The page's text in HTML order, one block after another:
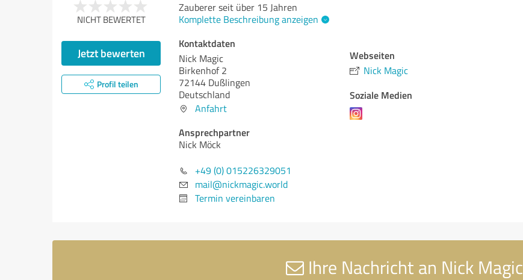
NICHT BEWERTET
Jetzt bewerten
Profil teilen
Zauberer seit über 15 Jahren
Komplette Beschreibung anzeigen
Kontaktdaten
Nick Magic
Birkenhof 2
72144 Dußlingen
Deutschland
Anfahrt
Ansprechpartner
Nick Möck
+49 (0) 015226329051
mail@nickmagic.world
Termin vereinbaren
Webseiten
Nick Magic
Soziale Medien
Ihre Nachricht an Nick Magic